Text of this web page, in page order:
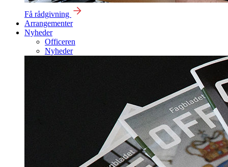
Få rådgivning
Arrangementer
Nyheder
Officeren
Nyheder